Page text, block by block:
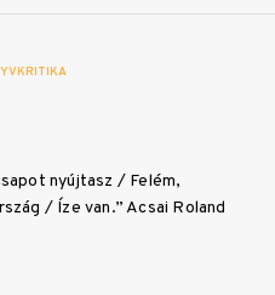
nyújtasz / Felém,
/ Íze van.” Acsai Roland